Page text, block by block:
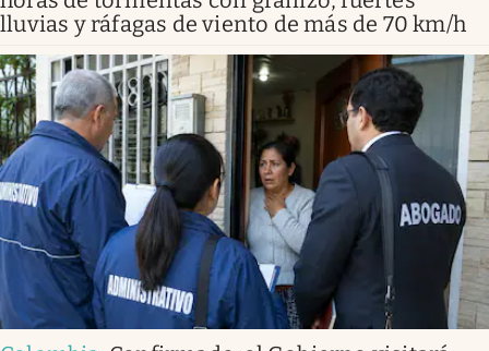
lluvias y ráfagas de viento de más de 70 km/h